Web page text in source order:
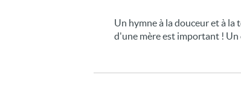
Un hymne à la douceur et à
d'une mère est important ! Un